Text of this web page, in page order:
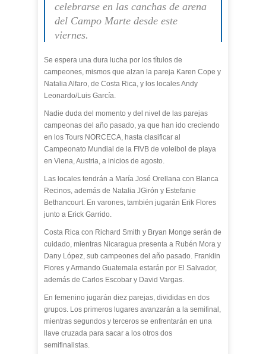
celebrarse en las canchas de arena
del Campo Marte desde este
viernes.
Se espera una dura lucha por los títulos de
campeones, mismos que alzan la pareja Karen Cope y
Natalia Alfaro, de Costa Rica, y los locales Andy
Leonardo/Luis García.
Nadie duda del momento y del nivel de las parejas
campeonas del año pasado, ya que han ido creciendo
en los Tours NORCECA, hasta clasificar al
Campeonato Mundial de la FIVB de voleibol de playa
en Viena, Austria, a inicios de agosto.
Las locales tendrán a María José Orellana con Blanca
Recinos, además de Natalia JGirón y Estefanie
Bethancourt. En varones, también jugarán Erik Flores
junto a Erick Garrido.
Costa Rica con Richard Smith y Bryan Monge serán de
cuidado, mientras Nicaragua presenta a Rubén Mora y
Dany López, sub campeones del año pasado. Franklin
Flores y Armando Guatemala estarán por El Salvador,
además de Carlos Escobar y David Vargas.
En femenino jugarán diez parejas, divididas en dos
grupos. Los primeros lugares avanzarán a la semifinal,
mientras segundos y terceros se enfrentarán en una
llave cruzada para sacar a los otros dos
semifinalistas.